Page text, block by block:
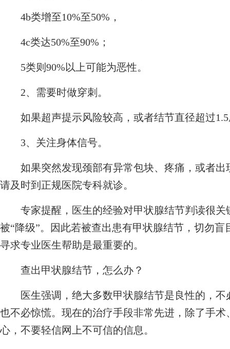
4b类增至10%至50%，
4c类达50%至90%；
5类则90%以上可能为恶性。
2、需要时做穿刺。
如果超声提示风险较高，或者结节直径超过1.5
3、关注身体信号。
如果突然发现颈部有异常包块、疼痛，或者出
请及时到正规医院专科就诊。
专家提醒，医生的经验对甲状腺结节判读很关
被“降级”。因此若被查出患有甲状腺结节，切勿
寻求专业医生帮助是最重要的。
查出甲状腺结节，怎么办？
医生强调，绝大多数甲状腺结节是良性的，不
也不必惊慌。现在的治疗手段非常先进，除了手
心，不要轻信网上不可信的信息。